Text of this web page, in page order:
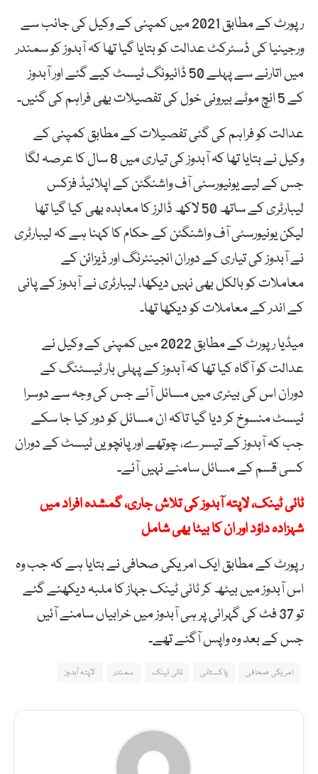
رپورٹ کے مطابق 2021 میں کمپنی کے وکیل کی جانب سے
ورجینیا کی ڈسٹرکٹ عدالت کو بتایا گیا تھا کہ آبدوز کو سمندر
میں اتارنے سے پہلے 50 ڈائیونگ ٹیسٹ کیے گئے اور آبدوز
کے 5 انچ موٹے بیرونی خول کی تفصیلات بھی فراہم کی گئیں۔
عدالت کو فراہم کی گئی تفصیلات کے مطابق کمپنی کے
وکیل نے بتایا تھا کہ آبدوز کی تیاری میں 8 سال کا عرصہ لگا
جس کے لیے یونیورسٹی آف واشنگٹن کے اپلائیڈ فزکس
لیبارٹری کے ساتھ 50 لاکھ ڈالرز کا معاہدہ بھی کیا گیا تھا
لیکن یونیورسٹی آف واشنگٹن کے حکام کا کہنا ہے کہ لیبارٹری
نے آبدوز کی تیاری کے دوران انجینئرنگ اور ڈیزائن کے
معاملات کو بالکل بھی نہیں دیکھا، لیبارٹری نے آبدوز کے پانی
کے اندر کے معاملات کو دیکھا تھا۔
میڈیا رپورٹ کے مطابق 2022 میں کمپنی کے وکیل نے
عدالت کو آگاہ کیا تھا کہ آبدوز کے پہلی بار ٹیسٹنگ کے
دوران اس کی بیٹری میں مسائل آئے جس کی وجہ سے دوسرا
ٹیسٹ منسوخ کر دیا گیا تاکہ ان مسائل کو دور کیا جا سکے
جب کہ آبدوز کے تیسرے، چوتھے اور پانچویں ٹیسٹ کے دوران
کسی قسم کے مسائل سامنے نہیں آئے۔
ٹائی ٹینک، لاپتہ آبدوز کی تلاش جاری، گمشدہ افراد میں
شہزادہ داؤد اور ان کا بیٹا بھی شامل
رپورٹ کے مطابق ایک امریکی صحافی نے بتایا ہے کہ جب وہ
اس آبدوز میں بیٹھ کر ٹائی ٹینک جہاز کا ملبہ دیکھنے گئے
تو 37 فٹ کی گہرائی پر ہی آبدوز میں خرابیاں سامنے آئیں
جس کے بعد وہ واپس آگئے تھے۔
امریکی صحافی پاکستانی ٹائی ٹینک سمندر لاپتہ آبدوز